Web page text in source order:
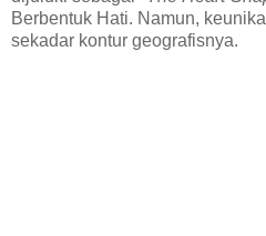
Berbentuk Hati. Namun,
sekadar kontur geografisnya.